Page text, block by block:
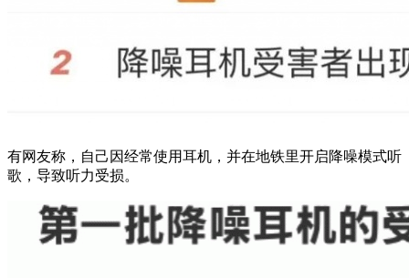
有网友称，自己因经常使用耳机，并在地铁里开启降噪模式听
歌，导致听力受损。